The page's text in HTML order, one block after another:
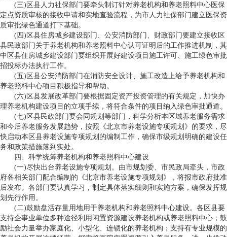
(三)区县人力社保部门要牵头制订针对养老机构和养老照料中心医保
定点资质审核的接收申请和实地查验流程，为市人力社保部门建立医保资
质审批绿色通道打下基础。
(四)区县住房城乡建设部门、公安消防部门、财政部门要建立接收区
县民政部门关于养老机构和养老照料中心认可证明后的工作推进机制，其
中区县住房城乡建设部门要组织开展好建设项目施工许可、施工绿色审批
招投标办法执行工作。
(五)区县公安消防部门在消防安全设计、施工改造上给予养老机构和
养老照料中心项目积极指导和帮助。
(六)区县发展改革部门要根据固定资产投资管理的有关规定，加快办
理养老机构建设项目的立项手续，将符合条件的项目纳入绿色审批通道。
(七)区县民政部门要会同规划等部门，科学分析本区域养老服务需求
和今后养老服务发展趋势，按照《北京市养老设施专项规划》的要求，尽
快启动本区县养老设施专项规划的编制工作，确保市级规划明确的建设任
务和政策措施落到实处。
四、科学统筹养老机构和养老照料中心建设
(一)尽快出台养老设施专项规划。由市规划委、市民政局牵头，市政
府各相关部门配合编制的《北京市养老设施专项规划》，将报市政府批准
后发布。各部门要认真学习，制定具体落实细则和实施方案，确保发挥规
划先行作用。
(二)鼓励盘活存量用地用于养老机构和养老照料中心建设。各区县要
支持企事业单位多种途径利用闲置资源建设养老机构或养老照料中心；鼓
励社会力量举办家庭化、小型化、连锁化的养老机构；支持有专业规模的